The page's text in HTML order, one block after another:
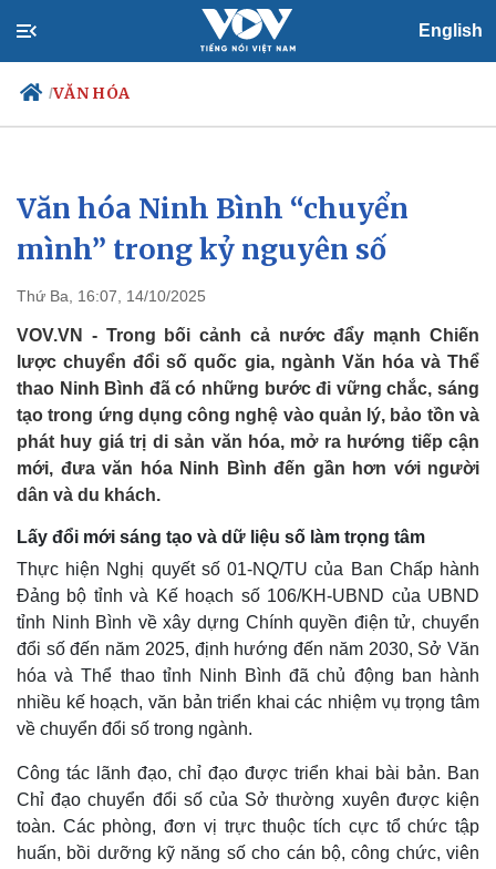
English
/VĂN HÓA
Chính trị
Đảng
Tổ chức nhân sự
Nhận diện sự thật
Xã hội
Tin 24h
Dự báo thời tiết
Việc làm
Biển đảo
Văn hóa Ninh Bình “chuyển
mình” trong kỷ nguyên số
Thứ Ba, 16:07, 14/10/2025
VOV.VN - Trong bối cảnh cả nước đẩy mạnh Chiến
lược chuyển đổi số quốc gia, ngành Văn hóa và Thể
thao Ninh Bình đã có những bước đi vững chắc, sáng
tạo trong ứng dụng công nghệ vào quản lý, bảo tồn và
phát huy giá trị di sản văn hóa, mở ra hướng tiếp cận
mới, đưa văn hóa Ninh Bình đến gần hơn với người
dân và du khách.
Lấy đổi mới sáng tạo và dữ liệu số làm trọng tâm
Thực hiện Nghị quyết số 01-NQ/TU của Ban Chấp hành
Đảng bộ tỉnh và Kế hoạch số 106/KH-UBND của UBND
tỉnh Ninh Bình về xây dựng Chính quyền điện tử, chuyển
đổi số đến năm 2025, định hướng đến năm 2030, Sở Văn
hóa và Thể thao tỉnh Ninh Bình đã chủ động ban hành
nhiều kế hoạch, văn bản triển khai các nhiệm vụ trọng tâm
về chuyển đổi số trong ngành.
Công tác lãnh đạo, chỉ đạo được triển khai bài bản. Ban
Chỉ đạo chuyển đổi số của Sở thường xuyên được kiện
toàn. Các phòng, đơn vị trực thuộc tích cực tổ chức tập
huấn, bồi dưỡng kỹ năng số cho cán bộ, công chức, viên